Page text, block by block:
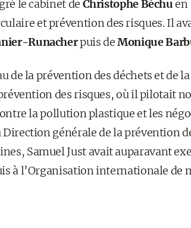
le cabinet de Christophe Béchuen
et prévention des risques. Il
Runacherpuis deMonique
de la prévention des déchets et de
des risques, où il pilotait
la pollution plastique et les
générale de la prévention
Samuel Just avait auparavant
à l’Organisation internationale de